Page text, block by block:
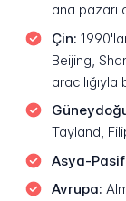
ana pazarı
Çin:
Beijing,
Tayland,
Asya-
Avrupa: